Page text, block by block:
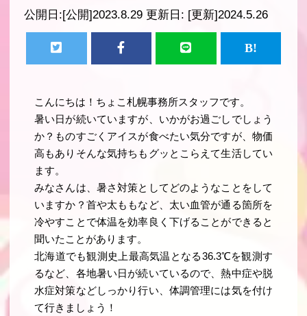
公開日:[公開]2023.8.29 更新日: [更新]2024.5.26
こんにちは！ちょこ札幌事務所スタッフです。
暑い日が続いていますが、いかがお過ごしでしょう
か？ものすごくアイスが食べたい気分ですが、物価
高もありそんな気持ちもグッとこらえて生活してい
ます。
みなさんは、暑さ対策としてどのようなことをして
いますか？首や太ももなど、太い血管が通る箇所を
冷やすことで体温を効率良く下げることができると
聞いたことがあります。
北海道でも観測史上最高気温となる36.3℃を観測す
るなど、各地暑い日が続いているので、熱中症や脱
水症対策などしっかり行い、体調管理には気を付け
て行きましょう！